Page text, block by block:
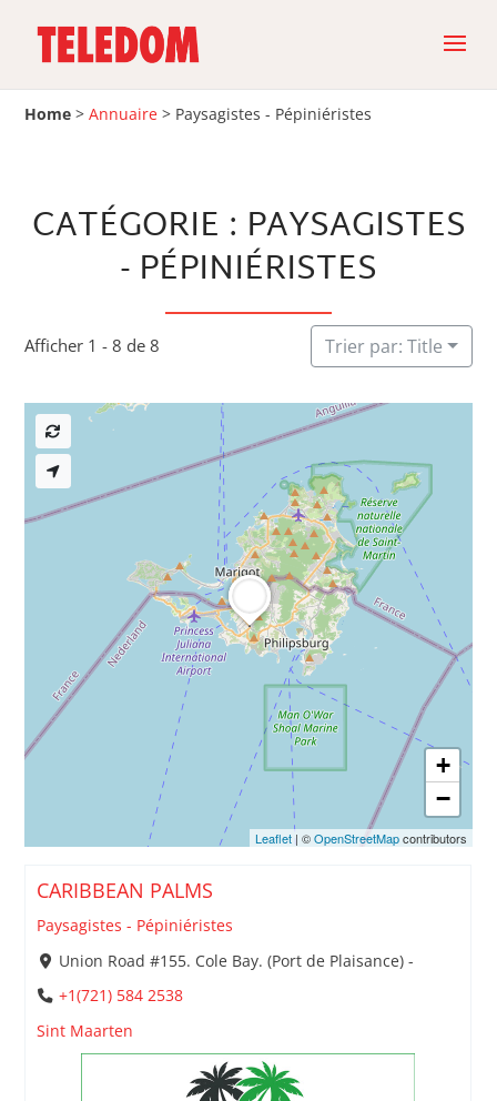
Home >Annuaire > Paysagistes - Pépiniéristes
CATÉGORIE : PAYSAGISTES
- PÉPINIÉRISTES
Afficher 1 - 8 de 8 Trier par: Title
CARIBBEAN PALMS
Paysagistes - Pépiniéristes
Union Road #155. Cole Bay. (Port de Plaisance) -
+1(721) 584 2538
Sint Maarten
+
−
Leaflet| ©OpenStreetMapcontributors